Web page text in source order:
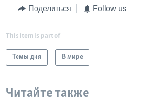
Поделиться Follow us
This item is part of
Темы дня В мире
Читайте также